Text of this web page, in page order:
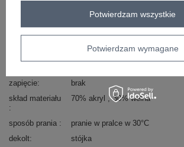
BADU
wzór
dominujący
gładki
długi rękaw
zapięcie
brak
skład materiału
70% akryl 30% wełna
sposób prania
pranie w pralce w 30°C
dekolt
stójka
Potwierdzam wymagane
Potwierdzam wszystkie